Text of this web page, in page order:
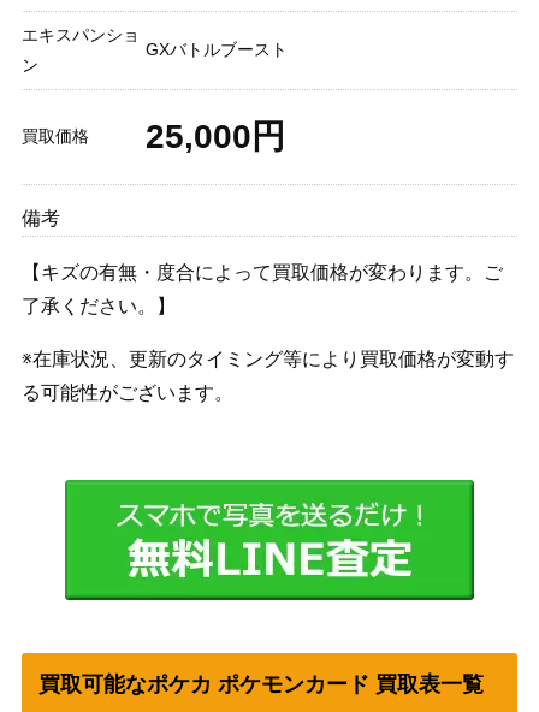
エキスパンショ
ン
GXバトルブースト
買取価格 25,000円
備考
【キズの有無・度合によって買取価格が変わります。ご
了承ください。】
※在庫状況、更新のタイミング等により買取価格が変動す
る可能性がございます。
買取可能なポケカ ポケモンカード 買取表一覧